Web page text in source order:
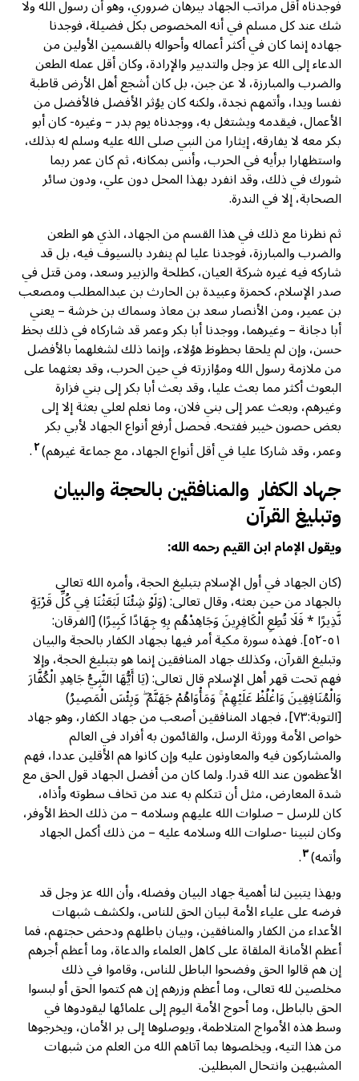
فوجدناه أقل مراتب الجهاد ببرهان ضروري، وهو أن رسول الله ولا
شك عند كل مسلم في أنه المخصوص بكل فضيلة، فوجدنا
جهاده إنما كان في أكثر أعماله وأحواله بالقسمين الأولين من
الدعاء إلى الله عز وجل والتدبير والإرادة، وكان أقل عمله الطعن
والضرب والمبارزة، لا عن جبن، بل كان أشجع أهل الأرض قاطبة
نفسا ويدا، وأتمهم نجدة، ولكنه كان يؤثر الأفضل فالأفضل من
الأعمال، فيقدمه ويشتغل به، ووجدناه يوم بدر – وغيره- كان أبو
بكر معه لا يفارقه، إيثارا من النبي صلى الله عليه وسلم له بذلك،
واستظهارا برأيه في الحرب، وأنس بمكانه، ثم كان عمر ربما
شورك في ذلك، وقد انفرد بهذا المحل دون علي، ودون سائر
الصحابة، إلا في الندرة.
ثم نظرنا مع ذلك في هذا القسم من الجهاد، الذي هو الطعن
والضرب والمبارزة، فوجدنا عليا لم ينفرد بالسيوف فيه، بل قد
شاركه فيه غيره شركة العيان، كطلحة والزبير وسعد، ومن قتل في
صدر الإسلام، کحمزة وعبيدة بن الحارث بن عبدالمطلب ومصعب
بن عمير، ومن الأنصار سعد بن معاذ وسماك بن خرشة – يعني
أبا دجانة – وغيرهما، ووجدنا أبا بكر وعمر قد شاركاه في ذلك بحظ
حسن، وإن لم يلحقا بحظوظ هؤلاء، وإنما ذلك لشغلهما بالأفضل
من ملازمة رسول الله ومؤازرته في حين الحرب، وقد بعثهما على
البعوث أكثر مما بعث عليا، وقد بعث أبا بكر إلى بني فزارة
وغيرهم، وبعث عمر إلى بني فلان، وما نعلم لعلي بعثة إلا إلى
بعض حصون خيبر ففتحه. فحصل أرفع أنواع الجهاد لأبي بكر
وعمر، وقد شاركا عليا في أقل أنواع الجهاد، مع جماعة غيرهم)٢.
جهاد الكفار والمنافقين بالحجة والبيان
وتبليغ القرآن
ويقول الإمام ابن القيم رحمه الله:
(كان الجهاد في أول الإسلام بتبليغ الحجة، وأمره الله تعالى
بالجهاد من حين بعثه، وقال تعالى: (وَلَوْ شِئْنَا لَبَعَثْنَا فِي كُلِّ قَرْيَةٍ
نَّذِيرًا * فَلَا تُطِعِ الْكَافِرِينَ وَجَاهِدْهُم بِهِ جِهَادًا كَبِيرًا) [الفرقان:
٥١-٥٢]. فهذه سورة مكية أمر فيها بجهاد الكفار بالحجة والبيان
وتبليغ القرآن، وكذلك جهاد المنافقين إنما هو بتبليغ الحجة، وإلا
فهم تحت قهر أهل الإسلام قال تعالى: (يَا أَيُّهَا النَّبِيُّ جَاهِدِ الْكُفَّارَ
وَالْمُنَافِقِينَ وَاغْلُظْ عَلَيْهِمْ ۚ وَمَأْوَاهُمْ جَهَنَّمُ ۖ وَبِئْسَ الْمَصِيرُ)
[التوبة:٧٣]، فجهاد المنافقين أصعب من جهاد الكفار، وهو جهاد
خواص الأمة وورثة الرسل، والقائمون به أفراد في العالم
والمشاركون فيه والمعاونون عليه وإن كانوا هم الأقلين عددا، فهم
الأعظمون عند الله قدرا. ولما كان من أفضل الجهاد قول الحق مع
شدة المعارض، مثل أن تتكلم به عند من تخاف سطوته وأذاه،
كان للرسل – صلوات الله عليهم وسلامه – من ذلك الحظ الأوفر،
وكان لنبينا -صلوات الله وسلامه عليه – من ذلك أكمل الجهاد
وأتمه)٣.
وبهذا يتبين لنا أهمية جهاد البيان وفضله، وأن الله عز وجل قد
فرضه على علياء الأمة لبيان الحق للناس، ولكشف شبهات
الأعداء من الكفار والمنافقين، وبیان باطلهم ودحض حجتهم، فما
أعظم الأمانة الملقاة على کاهل العلماء والدعاة، وما أعظم أجرهم
إن هم قالوا الحق وفضحوا الباطل للناس، وقاموا في ذلك
مخلصين لله تعالى، وما أعظم وزرهم إن هم کتموا الحق أو لبسوا
الحق بالباطل، وما أحوج الأمة اليوم إلى علمائها ليقودوها في
وسط هذه الأمواج المتلاطمة، ويوصلوها إلى بر الأمان، ويخرجوها
من هذا التيه، ويخلصوها بما آتاهم الله من العلم من شبهات
المشبهين وانتحال المبطلين.